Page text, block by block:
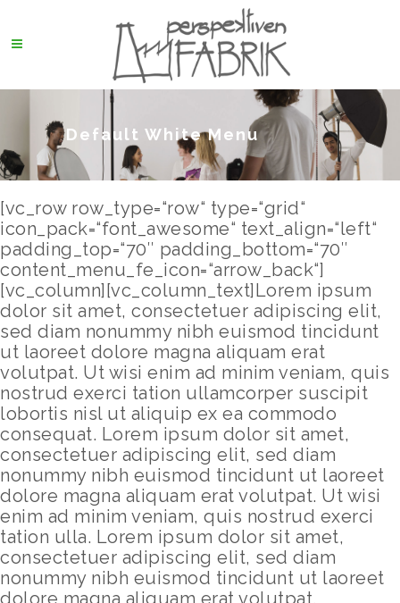
Default White Menu
[vc_row row_type=“row“ type=“grid“
icon_pack=“font_awesome“ text_align=“left“
padding_top=“70″ padding_bottom=“70″
content_menu_fe_icon=“arrow_back“]
[vc_column][vc_column_text]Lorem ipsum
dolor sit amet, consectetuer adipiscing elit,
sed diam nonummy nibh euismod tincidunt
ut laoreet dolore magna aliquam erat
volutpat. Ut wisi enim ad minim veniam, quis
nostrud exerci tation ullamcorper suscipit
lobortis nisl ut aliquip ex ea commodo
consequat. Lorem ipsum dolor sit amet,
consectetuer adipiscing elit, sed diam
nonummy nibh euismod tincidunt ut laoreet
dolore magna aliquam erat volutpat. Ut wisi
enim ad minim veniam, quis nostrud exerci
tation ulla. Lorem ipsum dolor sit amet,
consectetuer adipiscing elit, sed diam
nonummy nibh euismod tincidunt ut laoreet
dolore magna aliquam erat volutpat.